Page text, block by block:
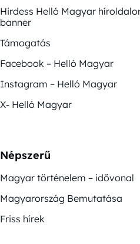
Hirdess Helló Magyar
banner
Támogatás
Facebook – Helló Magyar
Instagram – Helló Magyar
X- Helló Magyar
Népszerű
Magyar történelem – idővonal
Magyarország Bemutatása
Friss hírek